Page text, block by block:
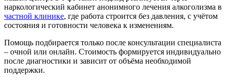
наркологический кабинет анонимного лечения алкоголизма в
частной клинике, где работа строится без давления, с учётом
состояния и готовности человека к изменениям.
Помощь подбирается только после консультации специалиста
– очной или онлайн. Стоимость формируется индивидуально
после диагностики и зависит от объёма необходимой
поддержки.